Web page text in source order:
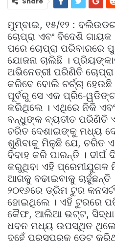
ମୁମ୍ବାଇ, ୧୫/୧୨ :
ଚୋପ୍ରା ଏବଂ ବିଦେଶି
ପରେ ଚୋପ୍ରା ପରିବାରରେ
ଯୋଜନା ଚାଲିଛି ।
ଅଭିନେତ୍ରୀ ପରିଣିତି
କରିବେ ବୋଲି ଚର୍ଚ୍ଚା
ପୂର୍ବରୁ ସେ ଏକ ପ୍ରି-
କରିଥିଲେ । ଏଥିରେ ନିକି
ବନ୍ଧୁଙ୍କ ବ୍ୟତୀତ ପରିଣିତି
ଚରିତ ଦେଶାଇଙ୍କୁ ମଧ୍ୟ
ଶୁଣିବାକୁ ମିଳୁଛି ଯେ, ଚରିତ
ବିବାହ କରି ପାରନ୍ତି ।
କରୁଥିବା ଏହି ପ୍ରେମୀଯୁଗଳ
ଆଗକୁ ବଢାଇବାକୁ
୨୦୧୬ରେ ଡ୍ରିମ ଟୁର
ହୋଇଥିଲେ । ଏହି ଟୁରରେ
କୈଫ, ଆଲିଆ ଭଟ୍ଟ,
ଧବନ ମଧ୍ୟ ଉପସ୍ଥିତ ଥିଲେ
ଦୁହେଁ ପରସ୍ପରକୁ ଡେଟ